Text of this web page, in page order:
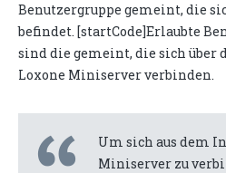
Benutzergruppe gemeint, die
befindet. [startCode]Erlaubte
sind die gemeint, die sich über
Loxone Miniserver verbinden.
Um sich aus dem
Miniserver zu